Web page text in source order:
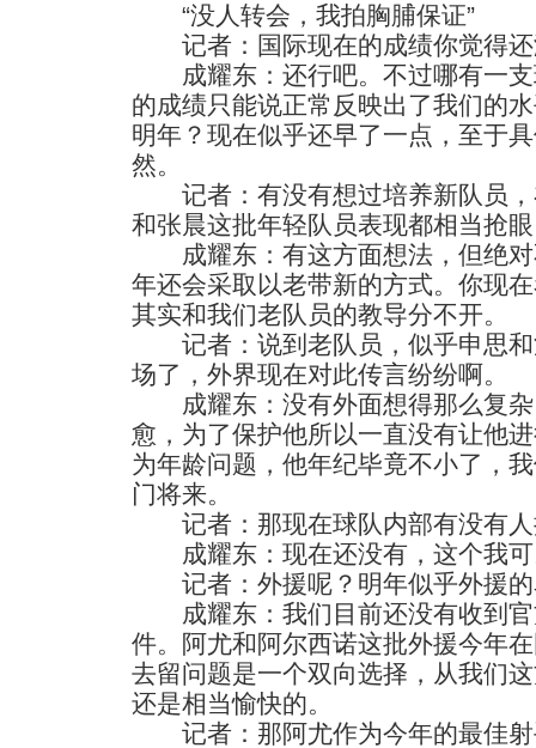
“没人转会，我拍胸脯保证”
记者：国际现在的成绩你觉得还
成耀东：还行吧。不过哪有一支
的成绩只能说正常反映出了我们的
明年？现在似乎还早了一点，至于
然。
记者：有没有想过培养新队员，
和张晨这批年轻队员表现都相当抢
成耀东：有这方面想法，但绝对
年还会采取以老带新的方式。你现
其实和我们老队员的教导分不开。
记者：说到老队员，似乎申思和
场了，外界现在对此传言纷纷啊。
成耀东：没有外面想得那么复杂
愈，为了保护他所以一直没有让他
为年龄问题，他年纪毕竟不小了，
门将来。
记者：那现在球队内部有没有人
成耀东：现在还没有，这个我可
记者：外援呢？明年似乎外援的
成耀东：我们目前还没有收到官
件。阿尤和阿尔西诺这批外援今年
去留问题是一个双向选择，从我们
还是相当愉快的。
记者：那阿尤作为今年的最佳射